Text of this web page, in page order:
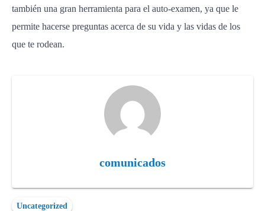
también una gran herramienta para el auto-examen, ya que le
permite hacerse preguntas acerca de su vida y las vidas de los
que te rodean.
comunicados
Uncategorized